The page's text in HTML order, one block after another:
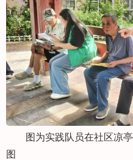
图为实践队员在社区凉亭
图